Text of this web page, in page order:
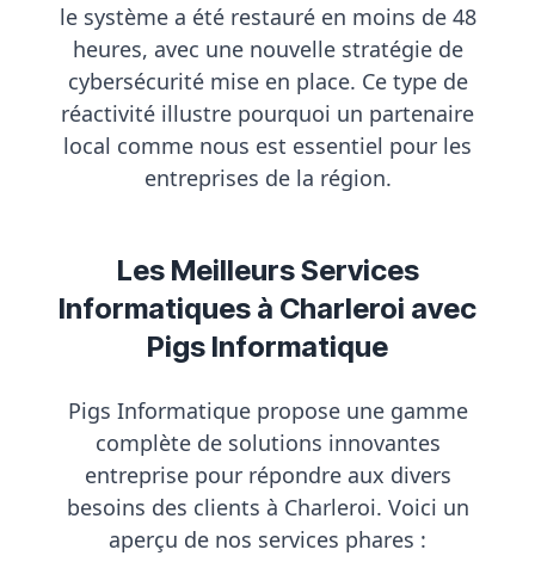
le système a été restauré en moins de 48
heures, avec une nouvelle stratégie de
cybersécurité mise en place. Ce type de
réactivité illustre pourquoi un partenaire
local comme nous est essentiel pour les
entreprises de la région.
Les Meilleurs Services
Informatiques à Charleroi avec
Pigs Informatique
Pigs Informatique propose une gamme
complète de solutions innovantes
entreprisepour répondre aux divers
besoins des clients à Charleroi. Voici un
aperçu de nos services phares :